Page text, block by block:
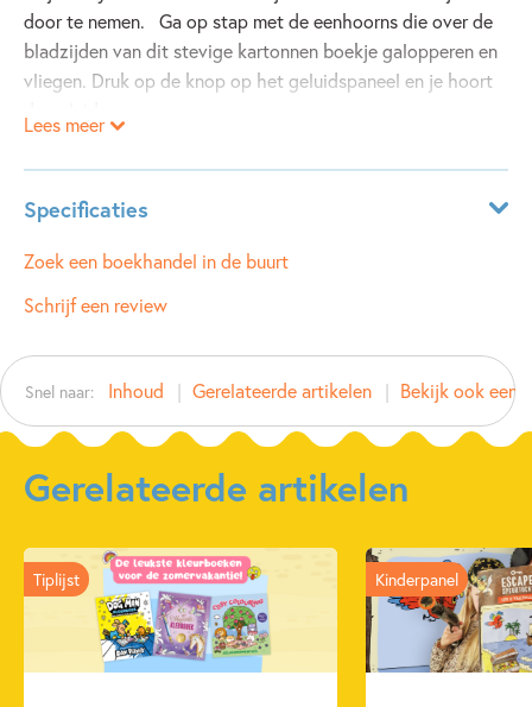
door te nemen. Ga op stap met de eenhoorns die over de
bladzijden van dit stevige kartonnen boekje galopperen en
vliegen. Druk op de knop op het geluidspaneel en je hoort
Lees meer
Specificaties
ISBN: 9781803708966
NUR:
Auteur(s):
Prijs: 14
99
Aantal pagina's:
10
Uitgever:
Usborne Publishers
Verschijningsdatum:
07-02-2023
Kenmerken van dit boek
Doeboeken Peuterboeken
Zoek een boekhandel in de buurt
Schrijf een review
Snel naar: Inhoud Gerelateerde artikelen Bekijk ook eens
Gerelateerde artikelen
Tiplijst Kinderpanel